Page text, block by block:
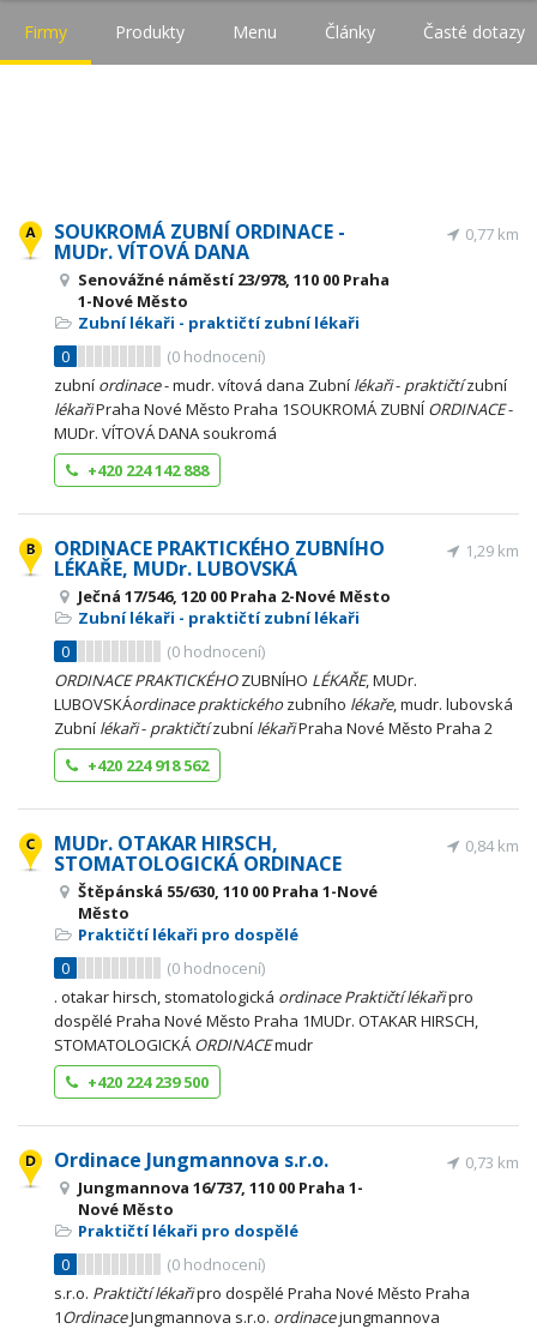
Firmy Produkty Menu Články Časté dotazy
SOUKROMÁ ZUBNÍ ORDINACE -
MUDr. VÍTOVÁ DANA
Senovážné náměstí 23/978, 110 00 Praha
1-Nové Město
Zubní lékaři - praktičtí zubní lékaři
0
(0 hodnocení)
0,77 km
zubní ordinace- mudr. vítová dana Zubní lékaři- praktičtízubní
lékařiPraha Nové Město Praha 1SOUKROMÁ ZUBNÍORDINACE-
MUDr. VÍTOVÁ DANA soukromá
+420 224 142 888
ORDINACE PRAKTICKÉHO ZUBNÍHO
LÉKAŘE, MUDr. LUBOVSKÁ
Ječná 17/546, 120 00 Praha 2-Nové Město
Zubní lékaři - praktičtí zubní lékaři
0
(0 hodnocení)
1,29 km
ORDINACE PRAKTICKÉHOZUBNÍHO LÉKAŘE, MUDr.
LUBOVSKÁordinace praktickéhozubního lékaře, mudr. lubovská
Zubní lékaři- praktičtízubní lékařiPraha Nové Město Praha 2
+420 224 918 562
MUDr. OTAKAR HIRSCH,
STOMATOLOGICKÁ ORDINACE
Štěpánská 55/630, 110 00 Praha 1-Nové
Město
Praktičtí lékaři pro dospělé
0
(0 hodnocení)
0,84 km
. otakar hirsch, stomatologická ordinace Praktičtí lékařipro
dospělé Praha Nové Město Praha 1MUDr. OTAKAR HIRSCH,
STOMATOLOGICKÁ ORDINACEmudr
+420 224 239 500
Ordinace Jungmannova s.r.o.
Jungmannova 16/737, 110 00 Praha 1-
Nové Město
Praktičtí lékaři pro dospělé
0
(0 hodnocení)
0,73 km
s.r.o. Praktičtí lékařipro dospělé Praha Nové Město Praha
1OrdinaceJungmannova s.r.o. ordinacejungmannova